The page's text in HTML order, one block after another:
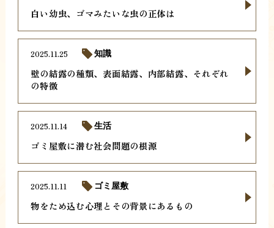
白い幼虫、ゴマみたいな虫の正体は
壁の結露の種類、表面結露、内部結露、それぞれ
の特徴
2025.11.25 知識
ゴミ屋敷に潜む社会問題の根源
2025.11.14 生活
物をため込む心理とその背景にあるもの
2025.11.11 ゴミ屋敷